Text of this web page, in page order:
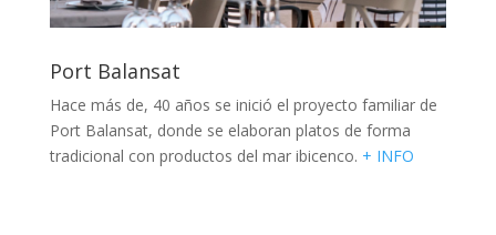
Port Balansat
Hace más de, 40 años se inició el proyecto familiar de
Port Balansat, donde se elaboran platos de forma
tradicional con productos del mar ibicenco. + INFO